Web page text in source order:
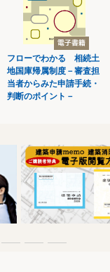
フローでわかる 相続土
地国庫帰属制度－審査担
当者からみた申請手続・
判断のポイント－